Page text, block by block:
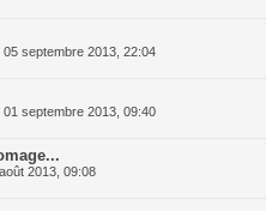
05 septembre 2013, 22:04
01 septembre 2013, 09:40
2013, 09:08